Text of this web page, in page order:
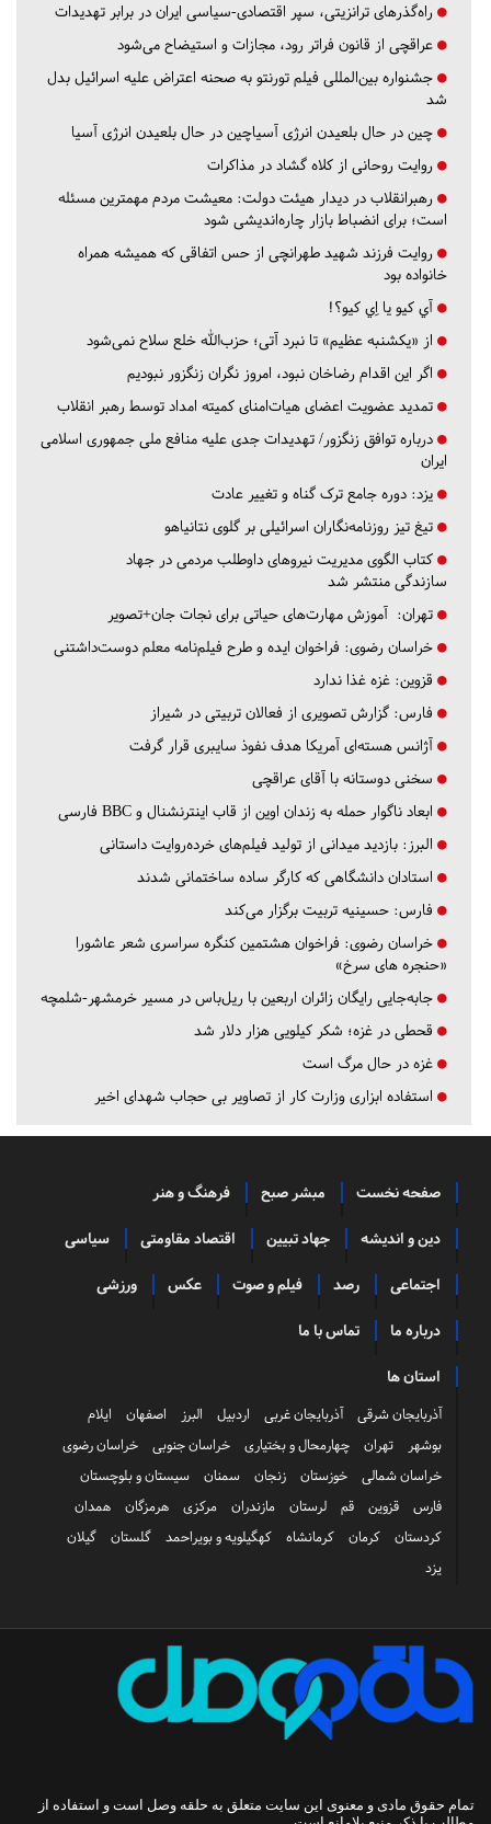
راه‌گذرهای ترانزیتی، سپر اقتصادی-سیاسی ایران در برابر تهدیدات
عراقچی از قانون فراتر رود، مجازات و استیضاح می‌شود
جشنواره بین‌المللی فیلم تورنتو به صحنه اعتراض علیه اسرائیل بدل
شد
چین در حال بلعیدن انرژی آسیاچین در حال بلعیدن انرژی آسیا
روایت روحانی از کلاه گشاد در مذاکرات
رهبرانقلاب در دیدار هیئت دولت: معیشت مردم مهمترین مسئله
است؛ برای انضباط بازار چاره‌اندیشی شود
روایت فرزند شهید طهرانچی از حس اتفاقی که همیشه همراه
خانواده بود
آي كيو يا اِي كيو؟!
از «یکشنبه عظیم» تا نبرد آتی؛ حزب‌الله خلع سلاح نمی‌شود
اگر این اقدام رضاخان نبود، امروز نگران زنگزور نبودیم
تمدید عضویت اعضای هیات‌امنای کمیته امداد توسط رهبر انقلاب
درباره توافق زنگزور/ تهدیدات جدی علیه منافع ملی جمهوری اسلامی
ایران
یزد: دوره جامع ترک گناه و تغییر عادت
تیغ تیز روزنامه‌نگاران اسرائیلی بر گلوی نتانیاهو
کتاب الگوی مدیریت نیروهای داوطلب مردمی در جهاد
سازندگی منتشر شد
تهران: آموزش مهارت‌های حیاتی برای نجات جان+تصویر
خراسان رضوی: فراخوان ایده و طرح فیلم‌نامه معلم دوست‌داشتنی
قزوین: غزه غذا ندارد
فارس: گزارش تصویری از فعالان تربیتی در شیراز
آژانس هسته‌ای آمریکا هدف نفوذ سایبری قرار گرفت
سخنی دوستانه با آقای عراقچی
ابعاد ناگوار حمله به زندان اوین از قاب اینترنشنال و BBC فارسی
البرز: بازدید میدانی از تولید فیلم‌های خرده‌روایت داستانی
استادان دانشگاهی که کارگر ساده ساختمانی شدند
فارس: حسینیه تربیت برگزار می‌کند
خراسان رضوی: فراخوان هشتمین کنگره سراسری شعر عاشورا
«حنجره های سرخ»
جابه‌جایی رایگان زائران اربعین با ریل‌باس در مسیر خرمشهر-شلمچه
قحطی در غزه؛ شکر کیلویی هزار دلار شد
غزه در حال مرگ است
استفاده ابزاری وزارت کار از تصاویر بی حجاب شهدای اخیر
صفحه نخست مبشر صبح فرهنگ و هنر
دین و اندیشه جهاد تبیین اقتصاد مقاومتی سیاسی
اجتماعی رصد فیلم و صوت عکس ورزشی
درباره ما تماس با ما
استان ها
آذربایجان شرقی آذربایجان غربی اردبیل البرز اصفهان
ایلام
بوشهر
تهران چهارمحال و بختیاری خراسان جنوبی
خراسان رضوی
خراسان شمالی
خوزستان زنجان سمنان
سیستان و بلوچستان
فارس
قزوین قم لرستان مازندران مرکزی هرمزگان
همدان
کردستان
کرمان کرمانشاه کهگیلویه و بویراحمد گلستان
گیلان
یزد
تمام حقوق مادی و معنوی این سایت متعلق به حلقه وصل است و استفاده از